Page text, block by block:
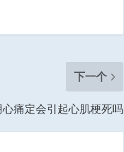
下一个
心痛定会引起心肌梗死吗